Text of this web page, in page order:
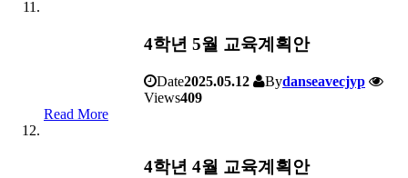
4학년 5월 교육계획안
Date2025.05.12 Bydanseavecjyp
Views409
Read More
4학년 4월 교육계획안